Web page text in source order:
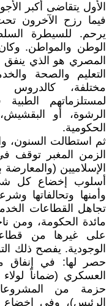
الأول يتقاضى أكبر
فيما رزح الآخرون
يرحم. للسيطرة
الوطن والمواطن.
المصري هو الذي
التعليم والصحة
مختلفة،
لمستلزماتهم
الرشوة، أو
الحكومية.
ثم استطالت السنون،
الزمن المغبر توقف
الإسلاميين
أسلوب إخضاع كل
وأمنها وتحالفاتها
تجاهل القطاعات
مائدة الحكومة، ومن
على غيرها من
الوجودية. يفصح ذلك
حصر لها: في إنفاق
العسكري (ضماناً
حزمة من
الرئيس)، وفي